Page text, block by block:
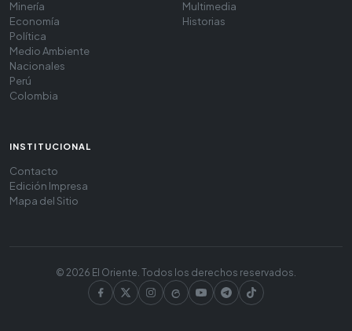
Minería
Economía
Política
Medio Ambiente
Nacionales
Perú
Colombia
Multimedia
Historias
INSTITUCIONAL
Contacto
Edición Impresa
Mapa del Sitio
© 2026 El Oriente. Todos los derechos reservados.